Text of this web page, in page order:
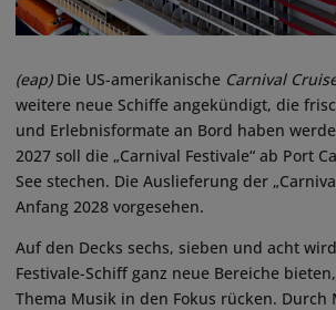
(eap)Die US-amerikanische Carnival
weitere neue Schiffe angekündigt, die
und Erlebnisformate an Bord haben
2027 soll die „Carnival Festivale“ ab Port
See stechen. Die Auslieferung der
Anfang 2028 vorgesehen.
Auf den Decks sechs, sieben und acht
Festivale-Schiff ganz neue Bereiche
Thema Musik in den Fokus rücken. Durch